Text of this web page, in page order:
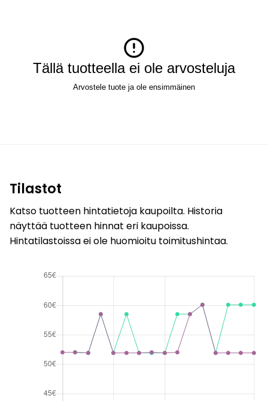
Tällä tuotteella ei ole arvosteluja
Arvostele tuote ja ole ensimmäinen
Tilastot
Katso tuotteen hintatietoja kaupoilta. Historia
näyttää tuotteen hinnat eri kaupoissa.
Hintatilastoissa ei ole huomioitu toimitushintaa.